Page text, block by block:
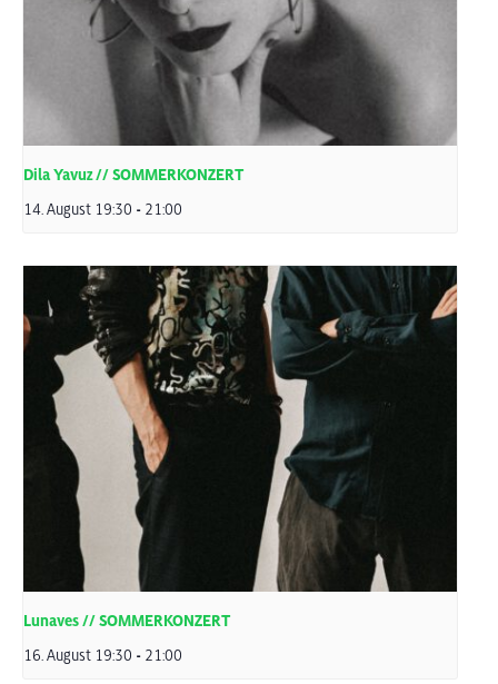
Dila Yavuz // SOMMERKONZERT
14. August 19:30 - 21:00
Lunaves // SOMMERKONZERT
16. August 19:30 - 21:00